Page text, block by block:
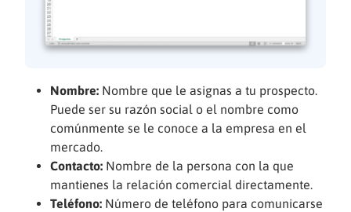
Nombre: Nombre que le asignas a tu prospecto.
Puede ser su razón social o el nombre como
comúnmente se le conoce a la empresa en el
mercado.
Contacto: Nombre de la persona con la que
mantienes la relación comercial directamente.
Teléfono: Número de teléfono para comunicarse